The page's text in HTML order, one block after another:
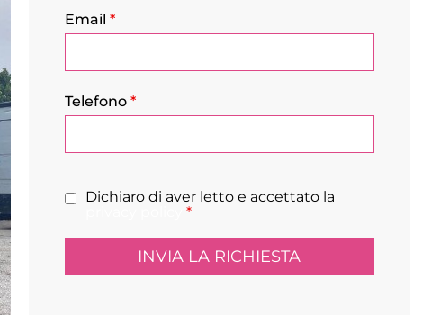
Email*
Telefono*
Dichiaro di aver letto e accettato la
*